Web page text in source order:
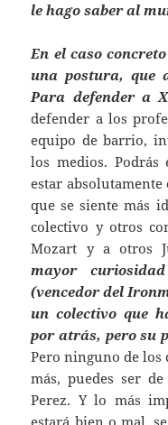
le hago saber al
En el caso
una postura, que
Para defender a
defender a los
equipo de barrio,
los medios.
estar
que se siente más
colectivo y otros
Mozart y a otros
mayor
(vencedor del
un colectivo que
por atrás, pero su
Pero ninguno de los
más, puedes ser
Perez. Y lo más